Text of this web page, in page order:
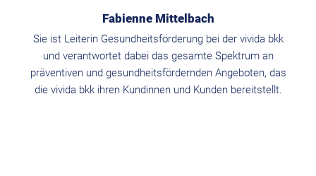
Fabienne Mittelbach
Sie ist Leiterin Gesundheitsförderung bei der vivida bkk
und verantwortet dabei das gesamte Spektrum an
präventiven und gesundheitsfördernden Angeboten, das
die vivida bkk ihren Kundinnen und Kunden bereitstellt.